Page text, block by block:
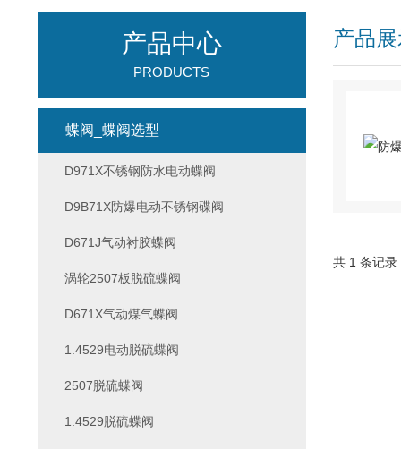
产品
共 1 条记
产品中心
PRODUCTS
蝶阀_蝶阀选型
D971X不锈钢防水电动蝶阀
D9B71X防爆电动不锈钢碟阀
D671J气动衬胶蝶阀
涡轮2507板脱硫蝶阀
D671X气动煤气蝶阀
1.4529电动脱硫蝶阀
2507脱硫蝶阀
1.4529脱硫蝶阀